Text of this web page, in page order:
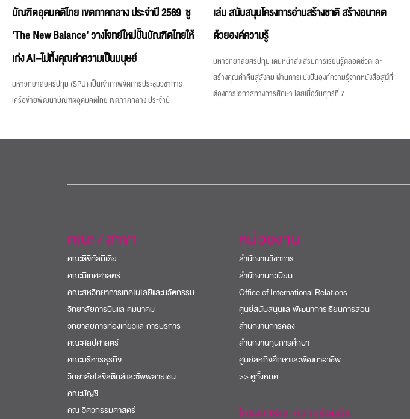
บัณฑิตอุดมคติไทย เขตภาคกลาง ประจำปี 2569 ชู
‘The New Balance’ วางโจทย์ใหม่ปั้นบัณฑิตไทยให้
เก่ง AI–ไม่ทิ้งคุณค่าความเป็นมนุษย์
มหาวิทยาลัยศรีปทุม (SPU) เป็นเจ้าภาพจัดการประชุมวิชาการ
เครือข่ายพัฒนาบัณฑิตอุดมคติไทย เขตภาคกลาง ประจำปี
เล่ม สนับสนุนโครงการอ่านสร้างชาติ สร้างอนาคต
ด้วยองค์ความรู้
มหาวิทยาลัยศรีปทุม เดินหน้าส่งเสริมการเรียนรู้ตลอดชีวิตและ
สร้างคุณค่าคืนสู่สังคม ผ่านการแบ่งปันองค์ความรู้จากหนังสือสู่ผู้ที่
ต้องการโอกาสทางการศึกษา โดยเมื่อวันศุกร์ที่ 7
คณะ / สาขา
คณะดิจิทัลมีเดีย
คณะนิเทศศาสตร์
คณะสหวิทยาการเทคโนโลยีและนวัตกรรม
วิทยาลัยการบินและคมนาคม
วิทยาลัยการท่องเที่ยวและการบริการ
คณะศิลปศาสตร์
คณะบริหารธุรกิจ
วิทยาลัยโลจิสติกส์และซัพพลายเชน
คณะบัญชี
คณะวิศวกรรมศาสตร์
หน่วยงาน
สำนักงานวิชาการ
สำนักงานทะเบียน
Office of International Relations
ศูนย์สนับสนุนและพัฒนาการเรียนการสอน
สำนักงานการคลัง
สำนักงานทุนการศึกษา
ศูนย์สหกิจศึกษาและพัฒนาอาชีพ
>> ดูทั้งหมด
โครงการและความร่วมมือ